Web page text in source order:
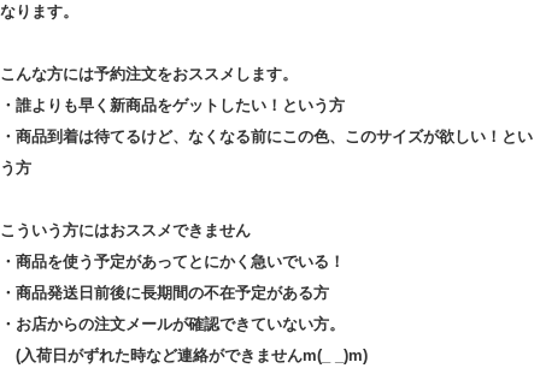
なります。
こんな方には予約注文をおススメします。
・誰よりも早く新商品をゲットしたい！という方
・商品到着は待てるけど、なくなる前にこの色、このサイズが欲しい！とい
う方
こういう方にはおススメできません
・商品を使う予定があってとにかく急いでいる！
・商品発送日前後に長期間の不在予定がある方
・お店からの注文メールが確認できていない方。
(入荷日がずれた時など連絡ができませんm(_ _)m)